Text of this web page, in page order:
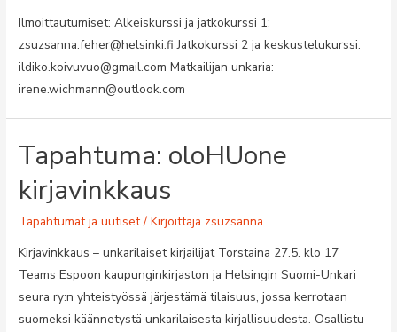
Ilmoittautumiset: Alkeiskurssi ja jatkokurssi 1:
zsuzsanna.feher@helsinki.fi Jatkokurssi 2 ja keskustelukurssi:
ildiko.koivuvuo@gmail.com Matkailijan unkaria:
irene.wichmann@outlook.com
Tapahtuma: oloHUone
kirjavinkkaus
Tapahtumat ja uutiset/ Kirjoittaja zsuzsanna
Kirjavinkkaus – unkarilaiset kirjailijat Torstaina 27.5. klo 17
Teams Espoon kaupunginkirjaston ja Helsingin Suomi-Unkari
seura ry:n yhteistyössä järjestämä tilaisuus, jossa kerrotaan
suomeksi käännetystä unkarilaisesta kirjallisuudesta. Osallistu